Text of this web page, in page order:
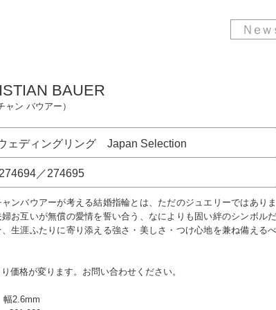
Ｎｅｗ
BAUER
ャン バウアー）
ェディングリング Japan Selection
／274695
ャンバウアーが考える結婚指輪とは、ただのジュエリーではありま
お互いが無償の愛情を誓い合う、なによりも固い絆のシンボルだ
生涯ふたりに寄り添える強さ・美しさ・つけ心地を兼ね備えるべ
価格が変ります。お問い合わせください。
2.6mm